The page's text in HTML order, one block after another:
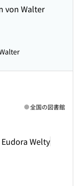
von Walter
Welty
全国の図書館